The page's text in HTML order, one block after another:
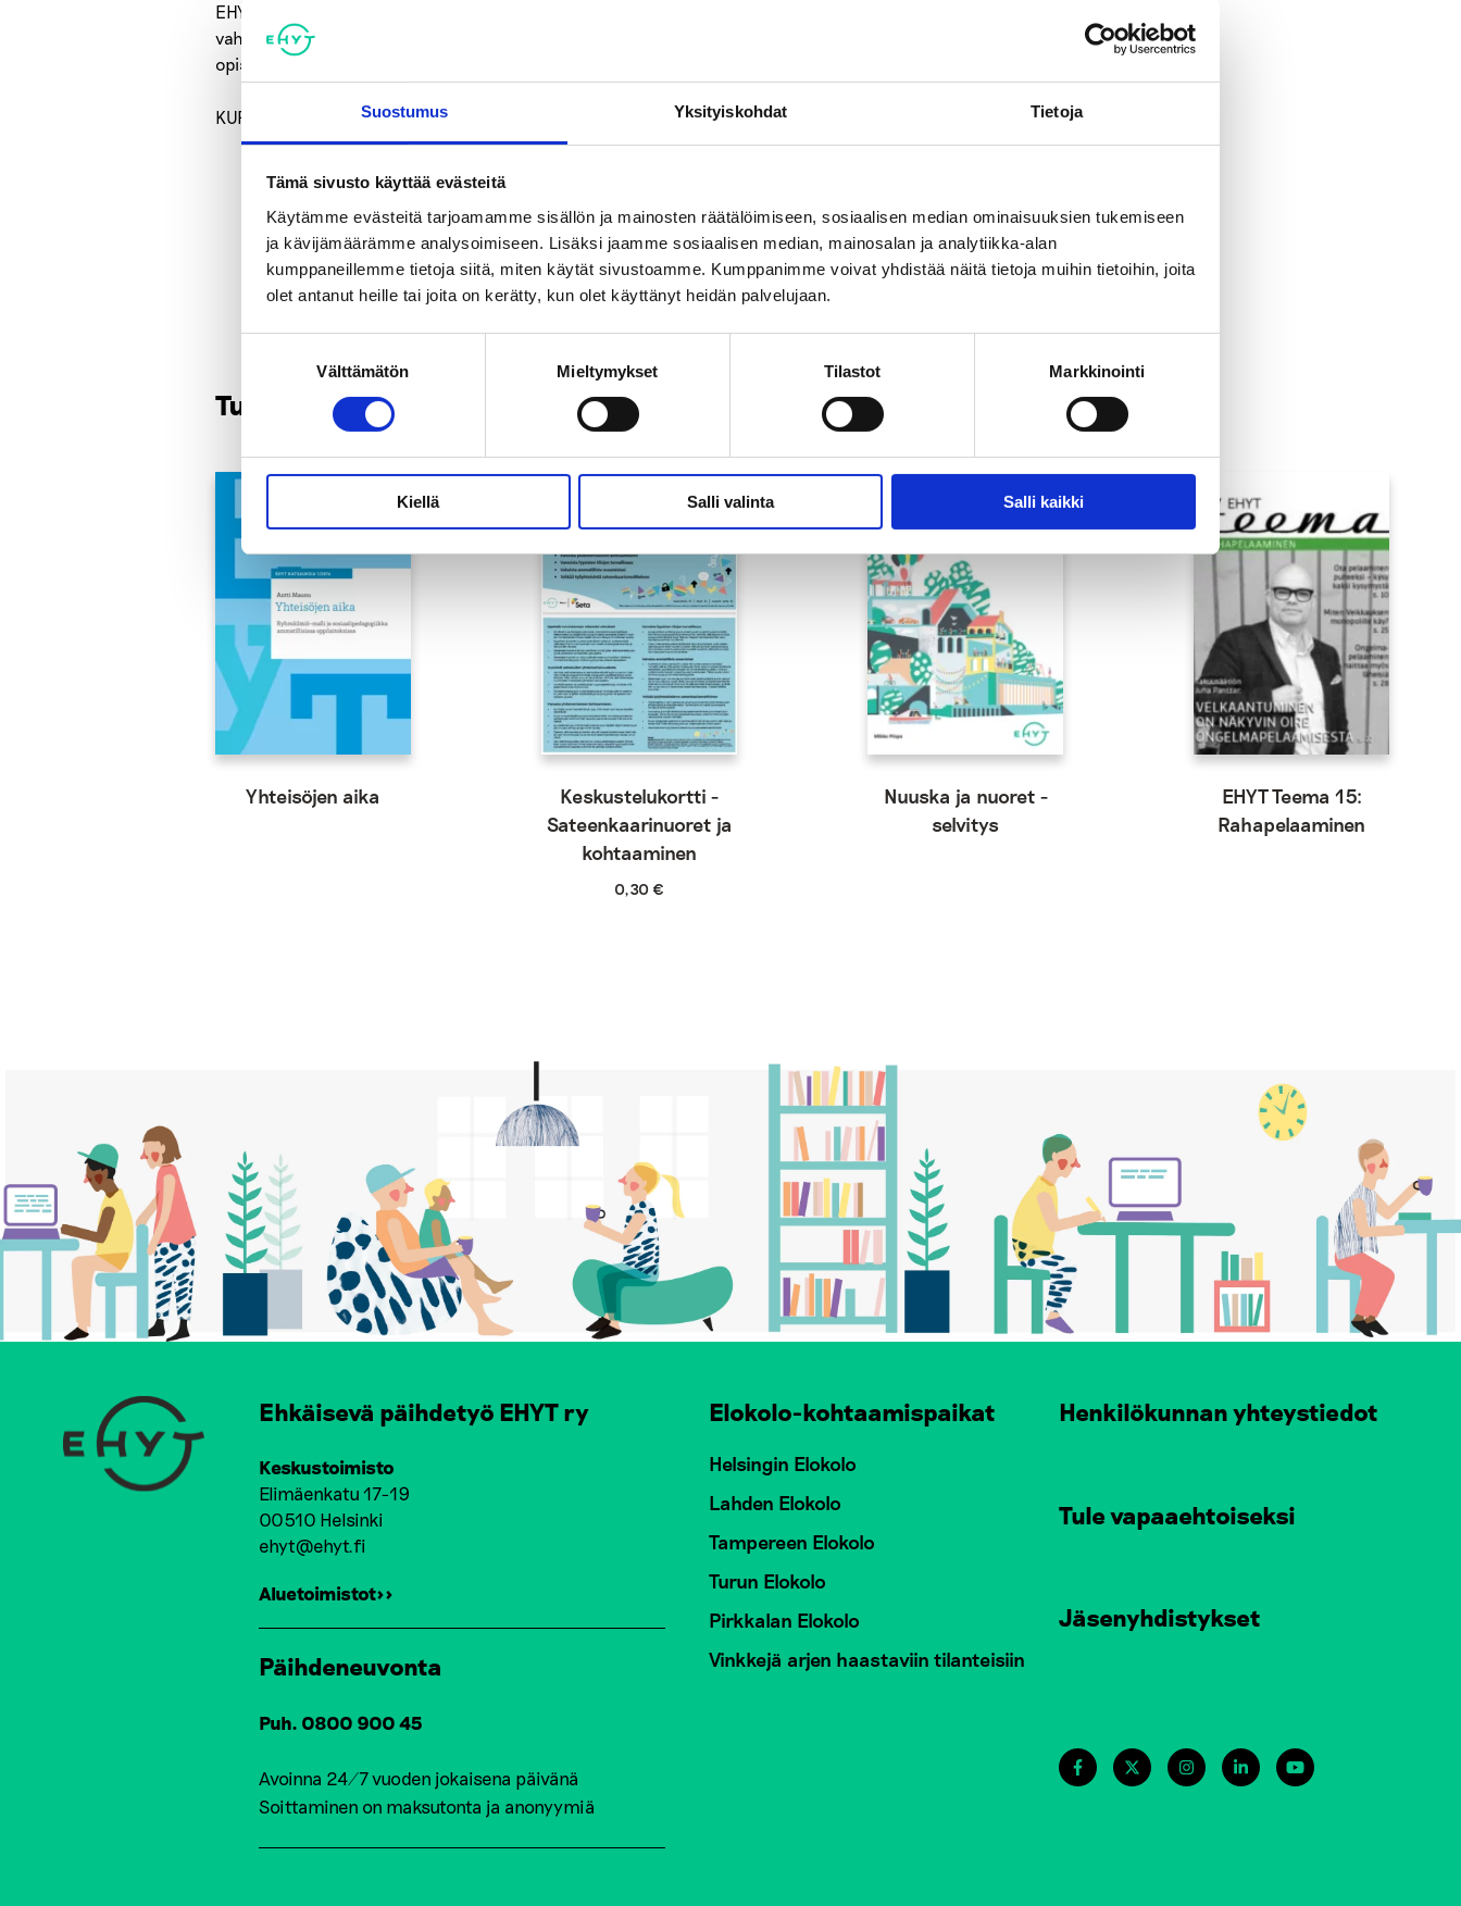
Suostumus Yksityiskohdat Tietoja
Tämä sivusto käyttää evästeitä
Käytämme evästeitä tarjoamamme sisällön ja mainosten räätälöimiseen, sosiaalisen median ominaisuuksien tukemiseen
ja kävijämäärämme analysoimiseen. Lisäksi jaamme sosiaalisen median, mainosalan ja analytiikka-alan
kumppaneillemme tietoja siitä, miten käytät sivustoamme. Kumppanimme voivat yhdistää näitä tietoja muihin tietoihin, joita
olet antanut heille tai joita on kerätty, kun olet käyttänyt heidän palvelujaan.
Välttämätön Mieltymykset Tilastot Markkinointi
Kiellä Salli valinta Salli kaikki
EHYT ry:n ja Nyyti Ry:n KUPLA-hankkeen tavoitteena oli tukea korkeakouluopiskelijoiden hyvinvointia ja opiskelukykyä,
vahvistaa korkeakouluyhteisöjen valmiuksia päihdehaittojen ehkäisyyn sekä edistää yhteisöllistä ja saavutettavaa
opiskelukulttuuria.
KUPLA kannustaa keskustelemaan päihteisiin ja mielen hyvinvointiin liittyvistä asioista avoimesti korkeakouluyhteisöissä.
Tutustu myös
Yhteisöjen aika
Keskustelukortti -
Sateenkaarinuoret ja
kohtaaminen
0,30 €
Nuuska ja nuoret -
selvitys
EHYT Teema 15:
Rahapelaaminen
Ehkäisevä päihdetyö EHYT ry
Keskustoimisto
Elimäenkatu 17-19
00510 Helsinki
ehyt@ehyt.fi
Aluetoimistot>>
Päihdeneuvonta
Puh. 0800 900 45
Avoinna 24/7 vuoden jokaisena päivänä
Soittaminen on maksutonta ja anonyymiä
Elokolo-kohtaamispaikat
Helsingin Elokolo
Lahden Elokolo
Tampereen Elokolo
Turun Elokolo
Pirkkalan Elokolo
Vinkkejä arjen haastaviin tilanteisiin
Henkilökunnan yhteystiedot
Tule vapaaehtoiseksi
Jäsenyhdistykset